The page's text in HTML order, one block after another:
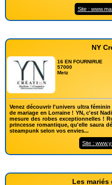
Site :
NY
16 EN FOURNIRUE
57000
Metz
Venez découvrir l'univers ultra
de mariage en Lorraine ! YN, c'est
mesure des robes exceptionnelles !
princesse romantique, qu'elle saura
steampunk selon vos envies...
Site :
Les mariés